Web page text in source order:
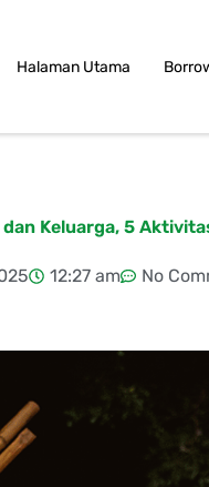
Halaman Utama
dan Keluarga, 5
12:27 am No